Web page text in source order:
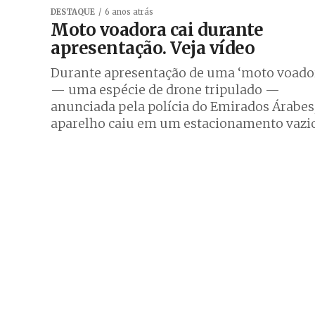
DESTAQUE 6 anos atrás
Moto voadora cai durante
apresentação. Veja vídeo
Durante apresentação de uma ‘moto
— uma espécie de drone tripulado —
anunciada pela polícia do Emirados
aparelho caiu em um estacionamento